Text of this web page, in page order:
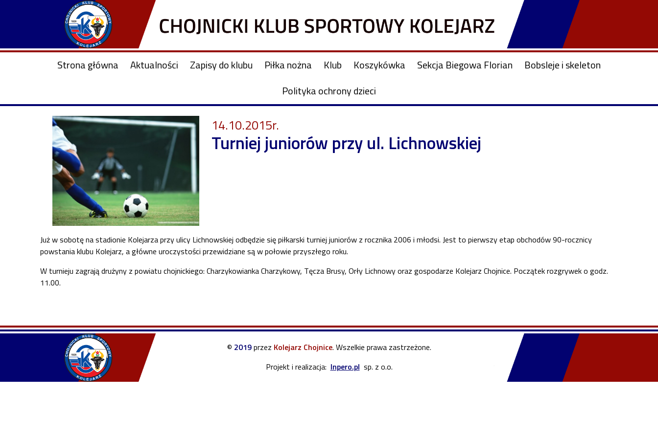
Strona główna Aktualności Zapisy do klubu Piłka nożna Klub Koszykówka Sekcja Biegowa Florian
Bobsleje i skeleton
Polityka ochrony dzieci
14.10.2015r.
Turniej juniorów przy ul. Lichnowskiej
Już w sobotę na stadionie Kolejarza przy ulicy Lichnowskiej odbędzie się piłkarski turniej juniorów z rocznika 2006 i młodsi. Jest to pierwszy etap obchodów 90-rocznicy
powstania klubu Kolejarz, a główne uroczystości przewidziane są w połowie przyszłego roku.
W turnieju zagrają drużyny z powiatu chojnickiego: Charzykowianka Charzykowy, Tęcza Brusy, Orły Lichnowy oraz gospodarze Kolejarz Chojnice. Początek rozgrywek o godz.
11.00.
© 2019przez Kolejarz Chojnice. Wszelkie prawa zastrzeżone.
Projekt i realizacja: Inpero.pl sp. z o.o.